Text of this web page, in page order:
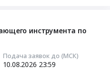
инструмента по
Подача заявок до (МСК)
10.08.2026 23:59